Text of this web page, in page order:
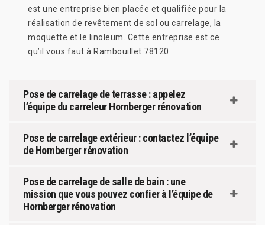
est une entreprise bien placée et qualifiée pour la
réalisation de revêtement de sol ou carrelage, la
moquette et le linoleum. Cette entreprise est ce
qu’il vous faut à Rambouillet 78120.
Pose de carrelage de terrasse : appelez
l’équipe du carreleur Hornberger rénovation
Pose de carrelage extérieur : contactez l’équipe
de Hornberger rénovation
Pose de carrelage de salle de bain : une
mission que vous pouvez confier à l’équipe de
Hornberger rénovation